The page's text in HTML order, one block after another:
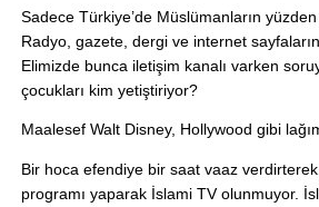
Sadece Türkiye’de Müslümanların
Radyo, gazete, dergi ve internet
Elimizde bunca iletişim kanalı varken
çocukları kim yetiştiriyor?
Maalesef Walt Disney, Hollywood gibi
Bir hoca efendiye bir saat vaaz
programı yaparak İslami TV olunmuyor.